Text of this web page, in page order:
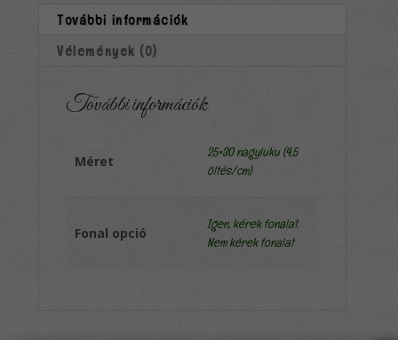
További információk
Vélemények (0)
További információk
Méret
25×30 nagyluku (4,5
öltés/cm)
Fonal opció
Igen, kérek fonalat,
Nem kérek fonalat